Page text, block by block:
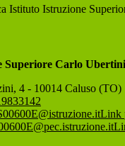
Istituto Istruzione
Superiore Carlo Ubertini
4 - 10014 Caluso (TO)
Link